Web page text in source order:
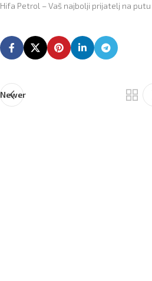
Hifa Petrol – Vaš najbolji prijatelj na putu
Newer